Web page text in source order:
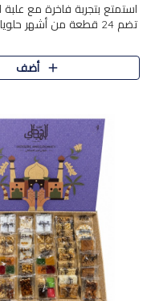
تضم 24 قطعة من أشهر
الشرقية المختارة بعناية.
الجزرية بالفول، والملب..
أضف